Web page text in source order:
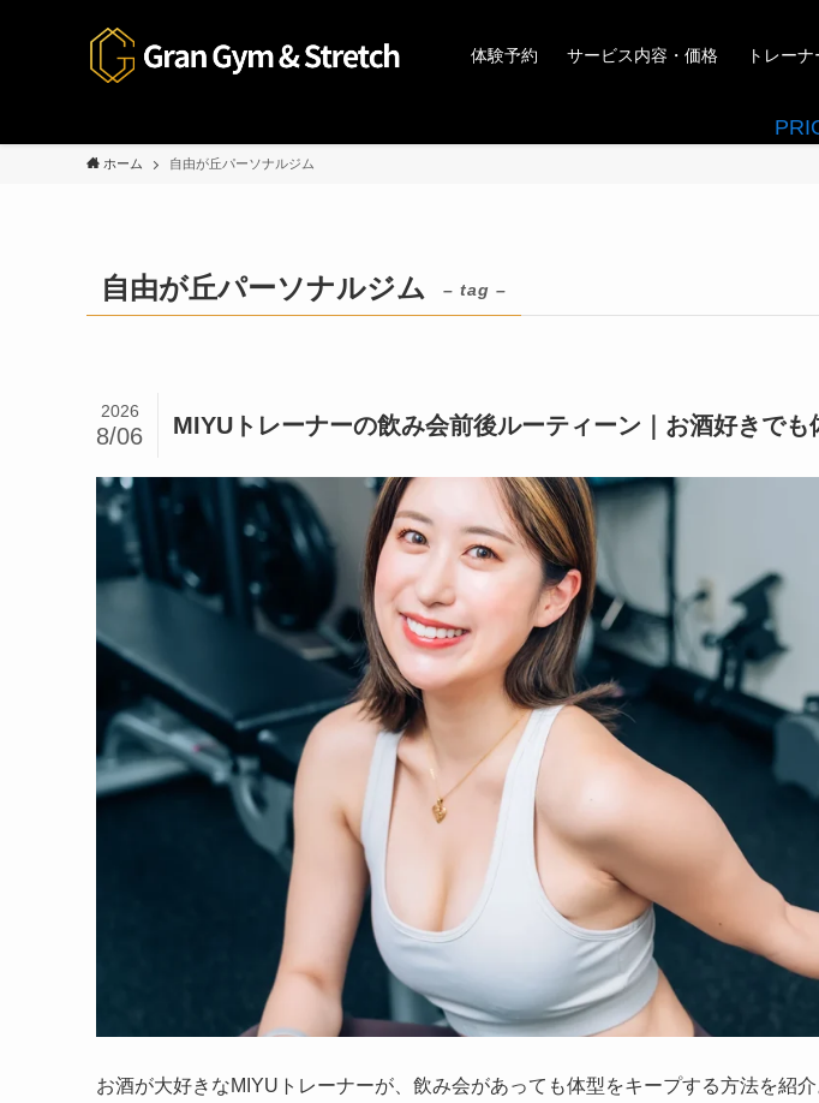
体験予約 サービス内容・価格 トレー
ホーム 自由が丘パーソナルジム
自由が丘パーソナルジム – tag –
MIYUトレーナーの飲み会前後ルーティーン｜お酒好きで
2026
8/06
お酒が大好きなMIYUトレーナーが、飲み会があっても体型をキープする方法を紹